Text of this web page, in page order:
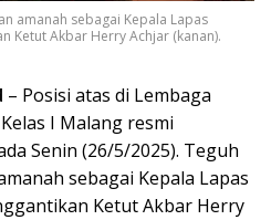
amanah sebagai Kepala Lapas
Ketut Akbar Herry Achjar (kanan).
– Posisi atas di Lembaga
I Malang resmi
Senin (26/5/2025). Teguh
sebagai Kepala Lapas
Ketut Akbar Herry